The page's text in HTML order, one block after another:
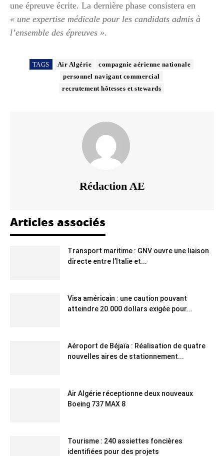
une épreuve écrite. La dernière phase consistera en
« une expertise médicale pour les candidats admis à
l’ensemble des épreuves ».
TAGS Air Algérie
compagnie aérienne nationale
personnel navigant commercial
recrutement hôtesses et stewards
Rédaction AE
Articles associés
Transport maritime : GNV ouvre une liaison
directe entre l’Italie et...
Visa américain : une caution pouvant
atteindre 20.000 dollars exigée pour...
Aéroport de Béjaïa : Réalisation de quatre
nouvelles aires de stationnement...
Air Algérie réceptionne deux nouveaux
Boeing 737 MAX 8
Tourisme : 240 assiettes foncières
identifiées pour des projets